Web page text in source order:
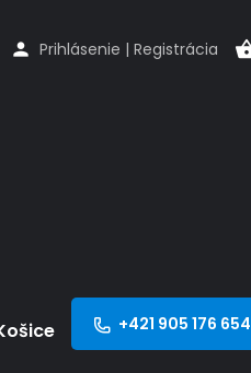
Prihlásenie | Registrácia
+421 905 176 654